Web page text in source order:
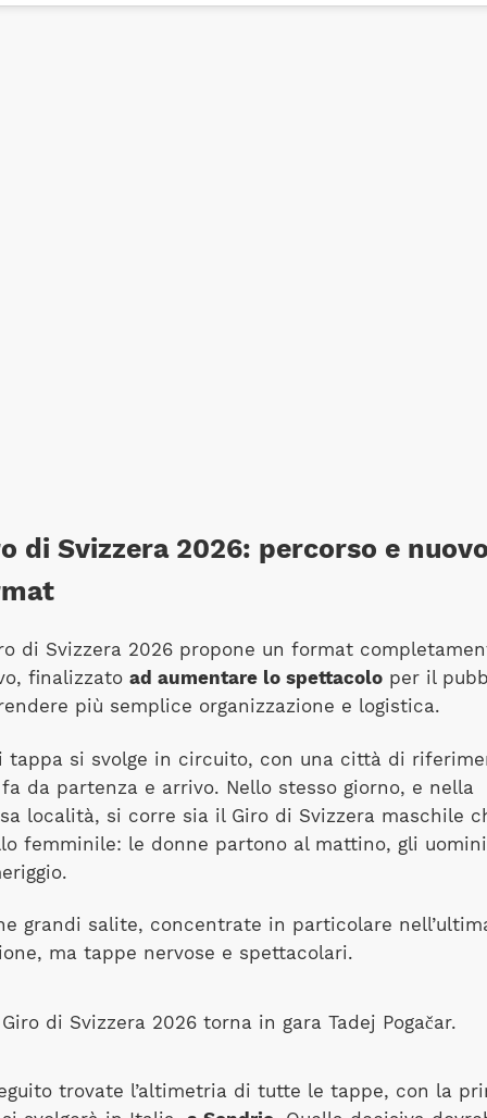
di Svizzera 2026: percorso e
di Svizzera 2026 propone un format
finalizzato ad aumentare lo spettacoloper il
più semplice organizzazione e logistica.
tappa si svolge in circuito, con una città di
da partenza e arrivo. Nello stesso giorno, e nella
località, si corre sia il Giro di Svizzera maschile
femminile: le donne partono al mattino, gli
grandi salite, concentrate in particolare
ma tappe nervose e spettacolari.
trovate l’altimetria di tutte le tappe, con la